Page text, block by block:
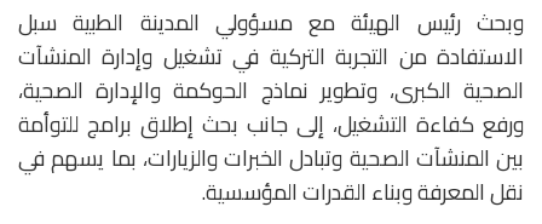
وبحث رئيس الهيئة مع مسؤولي المدينة الطبية سبل
الاستفادة من التجربة التركية في تشغيل وإدارة المنشآت
الصحية الكبرى، وتطوير نماذج الحوكمة والإدارة الصحية،
ورفع كفاءة التشغيل، إلى جانب بحث إطلاق برامج للتوأمة
بين المنشآت الصحية وتبادل الخبرات والزيارات، بما يسهم في
نقل المعرفة وبناء القدرات المؤسسية.